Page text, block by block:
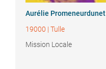
Aurélie Promeneurdunet
19000 | Tulle
Mission Locale